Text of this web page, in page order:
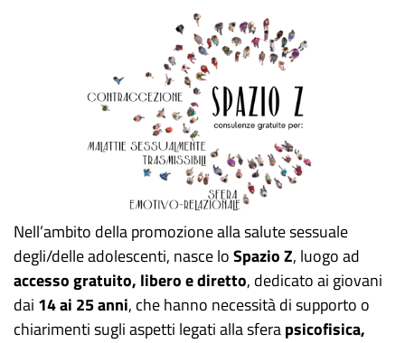
Nell’ambito della promozione alla salute sessuale
degli/delle adolescenti, nasce loSpazio Z, luogo ad
accesso gratuito, libero e diretto, dedicato ai giovani
dai 14 ai 25 anni, che hanno necessità di supporto o
chiarimenti sugli aspetti legati alla sferapsicofisica,